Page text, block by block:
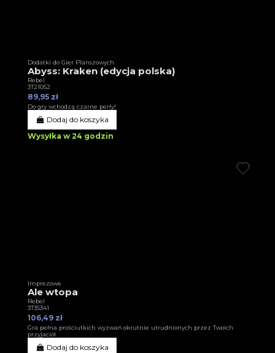
Dodatki do Gier Planszowych
Abyss: Kraken (edycja polska)
Rebel
3T21052
89,95 zł
Do gry wchodzą czarne perły!
Dodaj do koszyka
Wysyłka w 24 godzin
Imprezowe
Ale wtopa
Rebel
3T35341
106,49 zł
Gra pełna prościutkich wyzwań okrutnie utrudnionych przez Twoich
przyjaciół
Dodaj do koszyka